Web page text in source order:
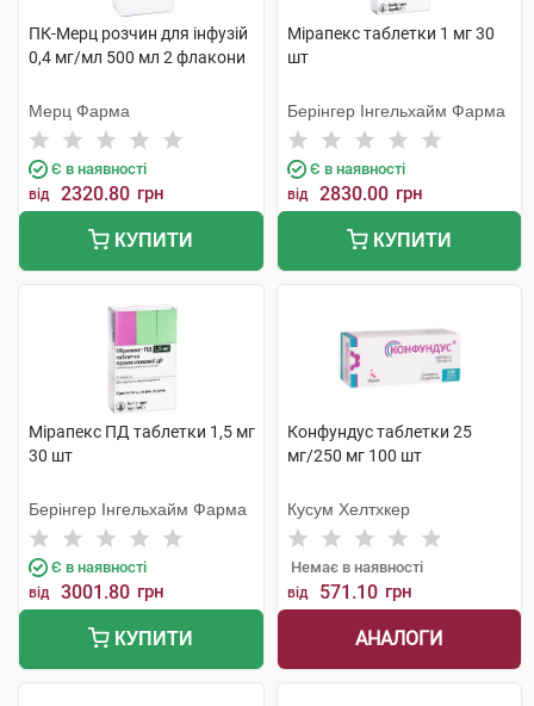
ПК-Мерц розчин для інфузій
0,4 мг/мл 500 мл 2 флакони
Мерц Фарма
Є в наявності
від 2320.80 грн
КУПИТИ
Мірапекс таблетки 1 мг 30
шт
Берінгер Інгельхайм Фарма
Є в наявності
від 2830.00 грн
КУПИТИ
Мірапекс ПД таблетки 1,5 мг
30 шт
Берінгер Інгельхайм Фарма
Є в наявності
від 3001.80 грн
КУПИТИ
Конфундус таблетки 25
мг/250 мг 100 шт
Кусум Хелтхкер
Немає в наявності
від 571.10 грн
АНАЛОГИ